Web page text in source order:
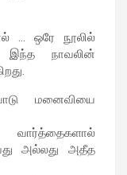
… ஒரே நூலில்
இந்த நாவலின்
மனைவியை
அல்லது அதீத